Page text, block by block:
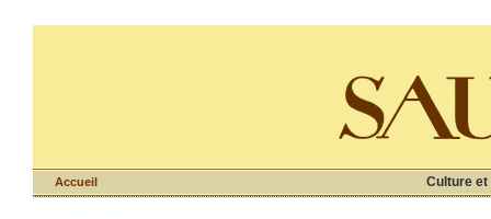
Culture et
Accueil